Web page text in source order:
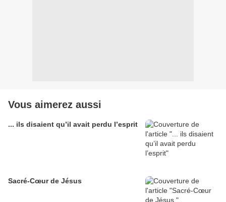
Vous aimerez aussi
... ils disaient qu’il avait perdu l’esprit
Sacré-Cœur de Jésus